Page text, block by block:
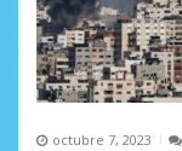
d
a
s
octubre 7, 2023